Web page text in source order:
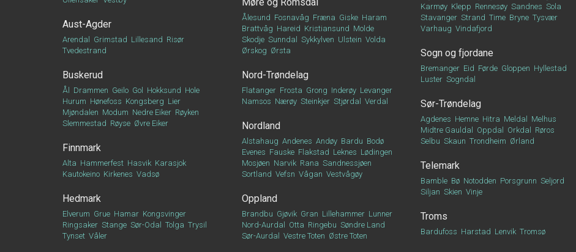
Aust-Agder
Arendal Grimstad Lillesand Risør
Tvedestrand
Buskerud
Ål Drammen Geilo Gol Hokksund Hole
Hurum Hønefoss Kongsberg Lier
Mjøndalen Modum Nedre Eiker Røyken
Slemmestad Røyse Øvre Eiker
Finnmark
Alta Hammerfest Hasvik Karasjok
Kautokeino Kirkenes Vadsø
Hedmark
Elverum Grue Hamar Kongsvinger
Ringsaker Stange Sør-Odal Tolga Trysil
Tynset Våler
Ålesund Fosnavåg Fræna Giske Haram
Brattvåg Hareid Kristiansund Molde
Skodje Sunndal Sykkylven Ulstein Volda
Ørskog Ørsta
Nord-Trøndelag
Flatanger Frosta Grong Inderøy Levanger
Namsos Nærøy Steinkjer Stjørdal Verdal
Nordland
Alstahaug Andenes Andøy Bardu Bodø
Evenes Fauske Flakstad Leknes Lødingen
Mosjøen Narvik Rana Sandnessjøen
Sortland Vefsn Vågan Vestvågøy
Oppland
Brandbu Gjøvik Gran Lillehammer Lunner
Nord-Aurdal
Otta Ringebu Søndre Land
Sør-Aurdal
Vestre Toten Østre Toten
Karmøy Klepp Rennesøy Sandnes Sola
Stavanger Strand Time Bryne Tysvær
Varhaug Vindafjord
Sogn og fjordane
Bremanger Eid Førde Gloppen Hyllestad
Luster Sogndal
Sør-Trøndelag
Agdenes Hemne Hitra Meldal
Melhus
Midtre Gauldal
Oppdal Orkdal
Røros
Selbu Skaun Trondheim Ørland
Telemark
Bamble Bø Notodden Porsgrunn Seljord
Siljan Skien Vinje
Troms
Bardufoss Harstad Lenvik Tromsø